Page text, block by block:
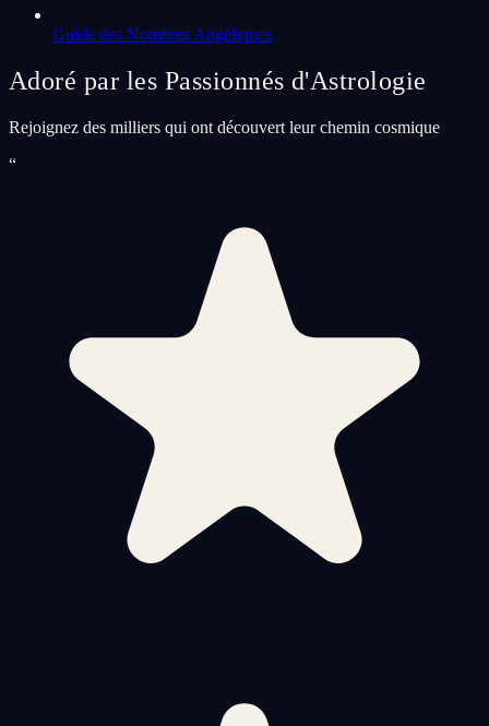
Guide des Nombres Angéliques
Adoré par les Passionnés d'Astrologie
Rejoignez des milliers qui ont découvert leur chemin cosmique
“